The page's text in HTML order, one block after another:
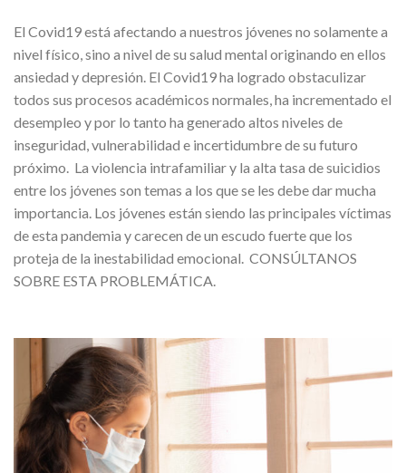
El Covid19 está afectando a nuestros jóvenes no solamente a
nivel físico, sino a nivel de su salud mental originando en ellos
ansiedad y depresión. El Covid19 ha logrado obstaculizar
todos sus procesos académicos normales, ha incrementado el
desempleo y por lo tanto ha generado altos niveles de
inseguridad, vulnerabilidad e incertidumbre de su futuro
próximo. La violencia intrafamiliar y la alta tasa de suicidios
entre los jóvenes son temas a los que se les debe dar mucha
importancia. Los jóvenes están siendo las principales víctimas
de esta pandemia y carecen de un escudo fuerte que los
proteja de la inestabilidad emocional. CONSÚLTANOS
SOBRE ESTA PROBLEMÁTICA.